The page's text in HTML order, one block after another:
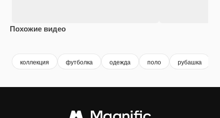
Похожие видео
коллекция футболка одежда поло рубашка